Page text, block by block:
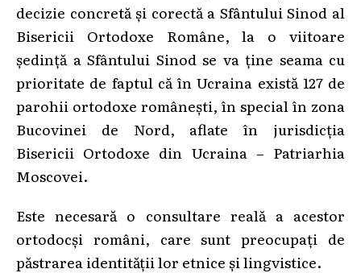
decizie concretă şi corectă a Sfântului Sinod al
Bisericii Ortodoxe Române, la o viitoare
ședință a Sfântului Sinod se va ține seama cu
prioritate de faptul că în Ucraina există 127 de
parohii ortodoxe românești, în special în zona
Bucovinei de Nord, aflate în jurisdicția
Bisericii Ortodoxe din Ucraina – Patriarhia
Moscovei.
Este necesară o consultare reală a acestor
ortodocși români, care sunt preocupați de
păstrarea identității lor etnice şi lingvistice.